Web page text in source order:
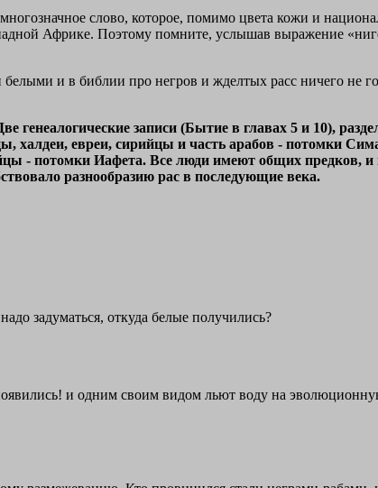
слово, которое, помимо цвета кожи и
Африке. Поэтому помните, услышав выражение
и в библии про негров и жделтых расс ничего не
записи (Бытие в главах 5 и 10),
халдеи, евреи, сирийцы и часть арабов - потомки
- потомки Иафета. Все люди имеют общих предков,
разнообразию рас в последующие века.
задуматься, откуда белые получились?
и одним своим видом льют воду на